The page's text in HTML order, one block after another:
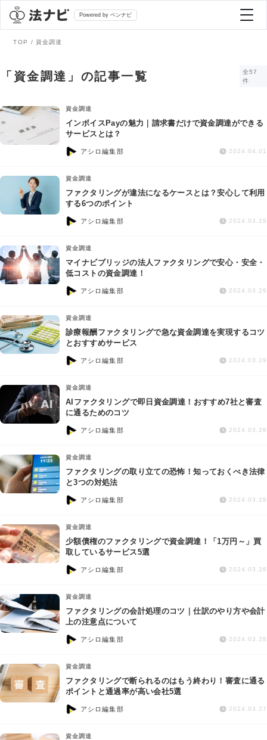
Powered by ベンナビ
全て
法律相談
債務整理
交通事故
労働問題
債権回収
IT・ネット
資金調達
企業法務
弁護士を探す
おすすめ弁護士診断
AI Search Premium
TOP 資金調達
「資金調達」の記事一覧
全57
件
資金調達
インボイスPayの魅力｜請求書だけで資金調達ができる
サービスとは？
アシロ編集部 2024.04.01
資金調達
ファクタリングが違法になるケースとは？安心して利用
する6つのポイント
アシロ編集部 2024.03.29
資金調達
マイナビブリッジの法人ファクタリングで安心・安全・
低コストの資金調達！
アシロ編集部 2024.03.29
資金調達
診療報酬ファクタリングで急な資金調達を実現するコツ
とおすすめサービス
アシロ編集部 2024.03.29
資金調達
AIファクタリングで即日資金調達！おすすめ7社と審査
に通るためのコツ
アシロ編集部 2024.03.28
資金調達
ファクタリングの取り立ての恐怖！知っておくべき法律
と3つの対処法
アシロ編集部 2024.03.28
資金調達
少額債権のファクタリングで資金調達！「1万円～」買
取しているサービス5選
アシロ編集部 2024.03.28
資金調達
ファクタリングの会計処理のコツ｜仕訳のやり方や会計
上の注意点について
アシロ編集部 2024.03.28
資金調達
ファクタリングで断られるのはもう終わり！審査に通る
ポイントと通過率が高い会社5選
アシロ編集部 2024.03.27
資金調達